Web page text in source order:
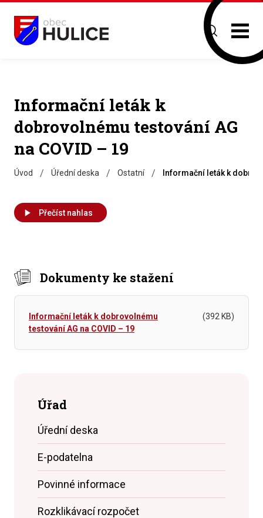
Informační leták k
dobrovolnému testování AG
na COVID – 19
Úvod / Úřední deska / Ostatní / Informační leták k
Přečíst nahlas
Dokumenty ke stažení
Informační leták k dobrovolnému
testování AG na COVID – 19
(392 KB)
Úřad
Úřední deska
E-podatelna
Povinné informace
Rozklikávací rozpočet